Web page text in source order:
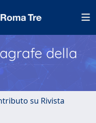
della
su Rivista